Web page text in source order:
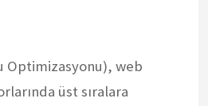
Optimizasyonu), web
üst sıralara